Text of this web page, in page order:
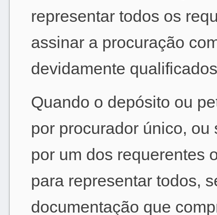
representar todos os
assinar a procuração
devidamente
Quando o depósito ou
por procurador único,
por um dos requerentes
para representar todos,
documentação que